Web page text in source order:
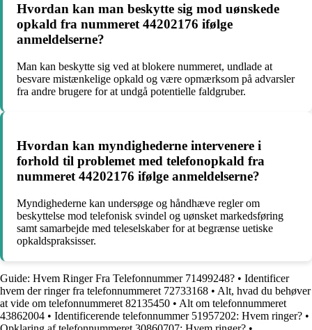
Hvordan kan man beskytte sig mod uønskede
opkald fra nummeret 44202176 ifølge
anmeldelserne?
Man kan beskytte sig ved at blokere nummeret, undlade at
besvare mistænkelige opkald og være opmærksom på advarsler
fra andre brugere for at undgå potentielle faldgruber.
Hvordan kan myndighederne intervenere i
forhold til problemet med telefonopkald fra
nummeret 44202176 ifølge anmeldelserne?
Myndighederne kan undersøge og håndhæve regler om
beskyttelse mod telefonisk svindel og uønsket markedsføring
samt samarbejde med teleselskaber for at begrænse uetiske
opkaldspraksisser.
Guide: Hvem Ringer Fra Telefonnummer 71499248? • Identificer
hvem der ringer fra telefonnummeret 72733168 • Alt, hvad du behøver
at vide om telefonnummeret 82135450 • Alt om telefonnummeret
43862004 • Identificerende telefonnummer 51957202: Hvem ringer? •